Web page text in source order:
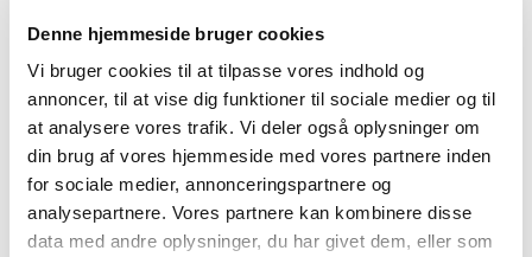
Denne hjemmeside bruger cookies
Vi bruger cookies til at tilpasse vores indhold og
annoncer, til at vise dig funktioner til sociale medier og til
at analysere vores trafik. Vi deler også oplysninger om
din brug af vores hjemmeside med vores partnere inden
for sociale medier, annonceringspartnere og
analysepartnere. Vores partnere kan kombinere disse
data med andre oplysninger, du har givet dem, eller som